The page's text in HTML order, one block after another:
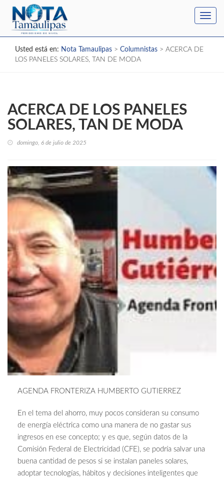
Usted está en: Nota Tamaulipas > Columnistas > ACERCA DE
LOS PANELES SOLARES, TAN DE MODA
ACERCA DE LOS PANELES
SOLARES, TAN DE MODA
domingo, 6 de julio de 2025
AGENDA FRONTERIZA HUMBERTO GUTIERREZ
En el tema del ahorro, muy pocos consideran su consumo
de energía eléctrica como una manera de no gastar sus
ingresos en ese concepto; y es que, según datos de la
Comisión Federal de Electricidad (CFE), se podría salvar una
buena cantidad de pesos si se instalan paneles solares,
adoptar tecnologías, hábitos y decisiones inteligentes que